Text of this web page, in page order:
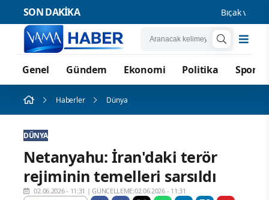
SON DAKİKA Bıçak ve
Genel Gündem Ekonomi Politika Spor
Haberler Dünya
DÜNYA
Netanyahu: İran'daki terör
rejiminin temelleri sarsıldı
02.06.2026 - 11:31 |GÜNCELLEME:02.06.2026 - 11:31